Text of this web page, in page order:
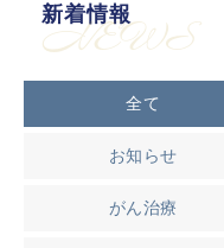
新着情報
NEWS
全て
お知らせ
がん治療